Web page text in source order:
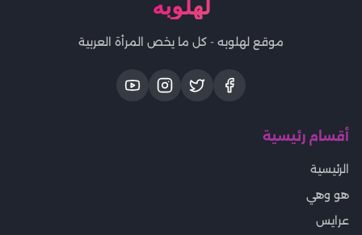
لهلوبه
موقع لهلوبه - كل ما يخص المرأة العربية
أقسام رئيسية
الرئيسية
هو وهي
عرايس